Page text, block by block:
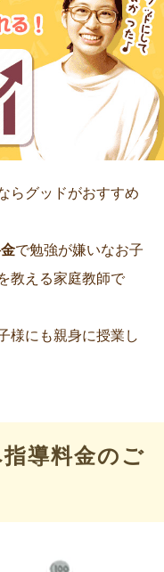
らグッドがおすすめ
で勉強が嫌いなお子
教える家庭教師で
様にも親身に授業し
導料金のご